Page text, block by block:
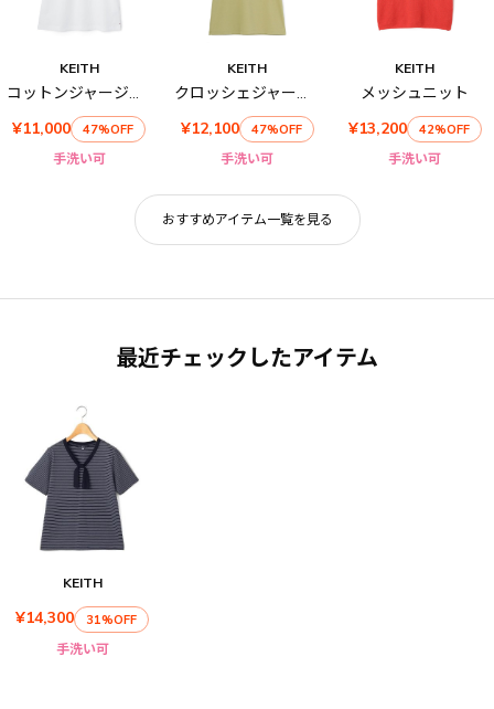
KEITH
コットンジャージーポロ
¥11,000
47%OFF
手洗い可
KEITH
クロッシェジャージーポロカラーカットソー
¥12,100
47%OFF
手洗い可
KEITH
メッシュニット
¥13,200
42%OFF
手洗い可
おすすめアイテム一覧を見る
最近チェックしたアイテム
KEITH
¥14,300 31%OFF
手洗い可